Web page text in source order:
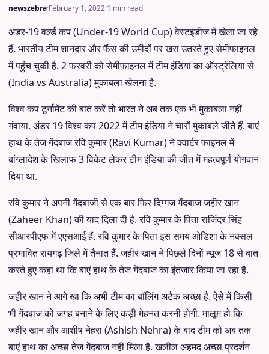
newszebra·February 1, 2022·1 min read
अंडर-19 वर्ल्ड कप (Under-19 World Cup) वेस्टइंडीज में खेला जा रहे
हैं. भारतीय टीम शानदार और फैंस की उमीदों पर खरा उतरते हुए सेमीफाइनल
में पहुंच चुकी है. 2 फरवरी को सेमीफाइनल में टीम इंडिया का ऑस्ट्रेलिया से
(India vs Australia) मुकाबला खेलना है.
विश्व कप टूर्नामेंट की बात करें तो भारत ने अब तक एक भी मुकाबला नहीं
गंवाया. अंडर 19 विश्व कप 2022 में टीम इंडिया ने चारों मुकाबले जीते हैं. बाएं
हाथ के तेज गेंदबाज रवि कुमार (Ravi Kumar) ने क्वार्टर फाइनल में
बांग्लादेश के खिलाफ 3 विकेट लेकर टीम इंडिया की जीत में महत्वपूर्ण योगदान
दिया था.
रवि कुमार ने अपनी गेंदबाजी से एक बार फिर दिग्गज गेंदबाज जहीर खान
(Zaheer Khan) की याद दिला दी है. रवि कुमार के पिता राजिंदर सिंह
सीआरपीएफ में एएसआई हैं. रवि कुमार के पिता इस समय ओडिशा के नक्सल
प्रभावित रायगढ़ जिले में तैनात हैं. जहीर खान ने पिछले दिनों न्यूज 18 से बात
करते हुए कहा था कि बाएं हाथ के तेज गेंदबाज का इंतजार किया जा रहा है.
जहीर खान ने आगे खा कि अभी टीम का बॉलिंग अटैक अच्छा है. ऐसे में किसी
भी गेंदबाज को जगह बनाने के लिए कड़ी मेहनत करनी होगी. मालूम हो कि
जहीर खान और आशीष नेहरा (Ashish Nehra) के बाद टीम को अब तक
बाएं हाथ का अच्छा तेज गेंदबाज नहीं मिला है. खलील अहमद अच्छा प्रदर्शन